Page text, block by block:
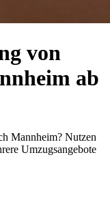
von
ab
Mannheim? Nutzen
Umzugsangebote